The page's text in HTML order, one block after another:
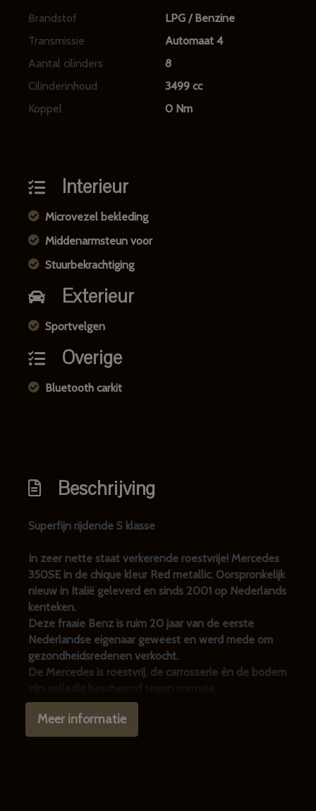
Brandstof
LPG / Benzine
Transmissie
Automaat 4
Aantal cilinders
8
Cilinderinhoud
3499 cc
Koppel
0 Nm
Interieur
Microvezel bekleding
Middenarmsteun voor
Stuurbekrachtiging
Exterieur
Sportvelgen
Overige
Bluetooth carkit
Beschrijving
Superfijn rijdende S klasse
In zeer nette staat verkerende roestvrije! Mercedes
350SE in de chique kleur Red metallic. Oorspronkelijk
nieuw in Italië geleverd en sinds 2001 op Nederlands
kenteken.
Deze fraaie Benz is ruim 20 jaar van de eerste
Nederlandse eigenaar geweest en werd mede om
gezondheidsredenen verkocht.
De Mercedes is roestvrij, de carrosserie èn de bodem
De lak is meer dan keurig te noemen, het
chroomwerk in nieuwstaat. De lak heeft een zeer
mooie glans. Het interieur is recent volledig
Meer informatie